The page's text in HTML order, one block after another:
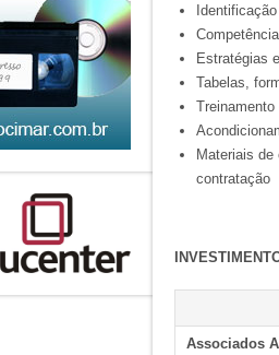
Estratégias
Tabelas,
Materiais
contratação
Associados